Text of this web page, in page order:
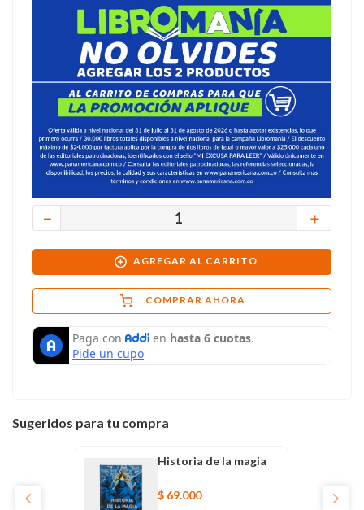
＋
－
AGREGAR AL CARRITO
COMPRAR AHORA
Sugeridos para tu compra
Historia de la magia
$ 69.000